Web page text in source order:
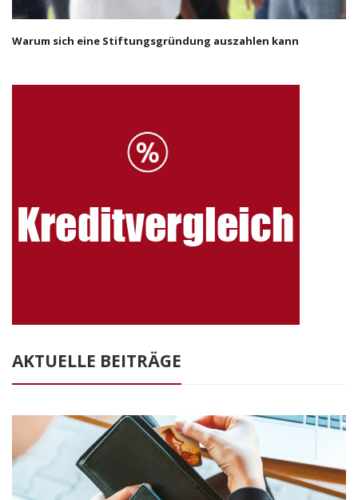
Warum sich eine Stiftungsgründung auszahlen kann
AKTUELLE BEITRÄGE